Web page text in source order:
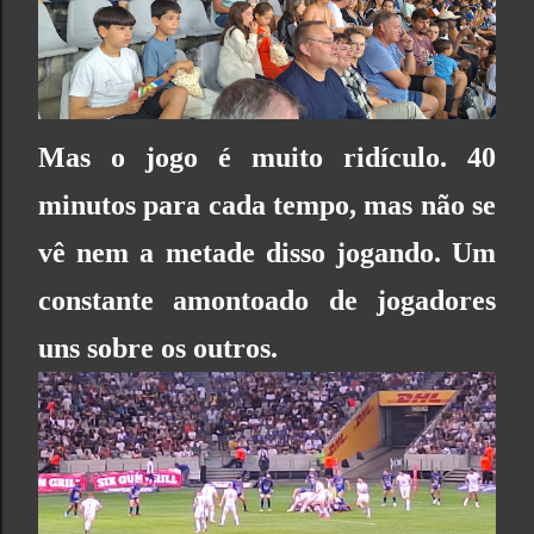
Mas o jogo é muito ridículo. 40
minutos para cada tempo, mas não se
vê nem a metade disso jogando. Um
constante amontoado de jogadores
uns sobre os outros.